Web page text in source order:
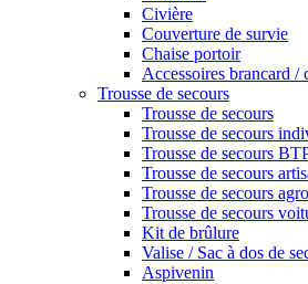
Civière
Couverture de survie
Chaise portoir
Accessoires brancard /
Trousse de secours
Trousse de secours
Trousse de secours
Trousse de secours
Trousse de secours
Trousse de secours
Trousse de secours
Kit de brûlure
Valise / Sac à dos de
Aspivenin